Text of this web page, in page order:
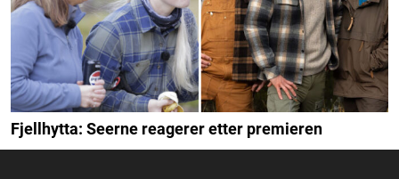
Fjellhytta: Seerne reagerer etter premieren